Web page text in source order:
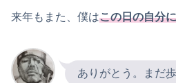
来年もまた、僕はこの日の自分
ありがとう。まだ